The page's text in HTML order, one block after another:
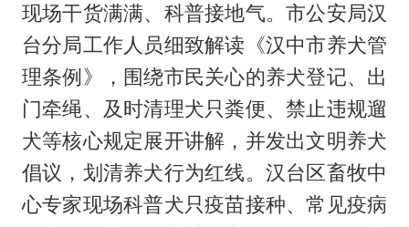
现场干货满满、科普接地气。市公安局汉
台分局工作人员细致解读《汉中市养犬管
理条例》，围绕市民关心的养犬登记、出
门牵绳、及时清理犬只粪便、禁止违规遛
犬等核心规定展开讲解，并发出文明养犬
倡议，划清养犬行为红线。汉台区畜牧中
心专家现场科普犬只疫苗接种、常见疫病